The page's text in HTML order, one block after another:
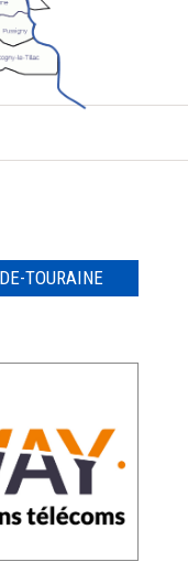
TOURAINE